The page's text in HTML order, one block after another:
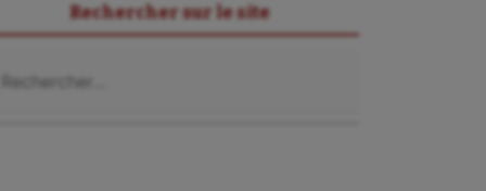
Rechercher sur le site